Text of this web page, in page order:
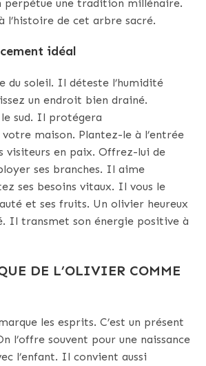
perpétue une tradition millénaire.
l’histoire de cet arbre sacré.
idéal
du soleil. Il déteste l’humidité
un endroit bien drainé.
sud. Il protégera
maison. Plantez-le à l’entrée
visiteurs en paix. Offrez-lui de
ses branches. Il aime
ses besoins vitaux. Il vous le
et ses fruits. Un olivier heureux
Il transmet son énergie positive à
DE L’OLIVIER COMME
les esprits. C’est un présent
l’offre souvent pour une naissance
l’enfant. Il convient aussi